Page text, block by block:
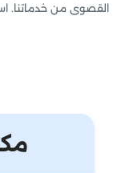
القصوى من خدماتنا.